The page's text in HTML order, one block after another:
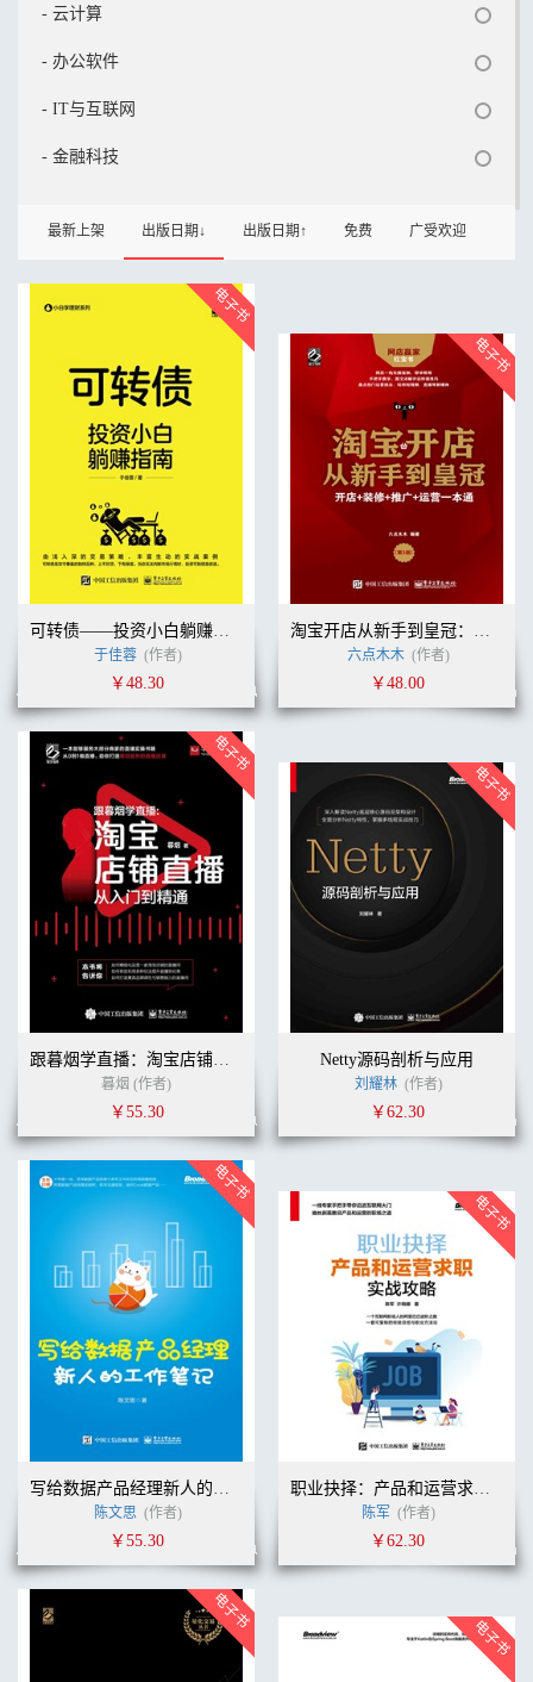
- 云计算
- 办公软件
- IT与互联网
- 金融科技
最新上架 出版日期↓ 出版日期↑ 免费 广受欢迎
可转债——投资小白躺赚指南
于佳蓉 (作者)
￥48.30
淘宝开店从新手到皇冠：开店+装修+推广+运营一本通（第3版）
六点木木 (作者)
￥48.00
跟暮烟学直播：淘宝店铺直播从入门到精通
暮烟 (作者)
￥55.30
Netty源码剖析与应用
刘耀林 (作者)
￥62.30
写给数据产品经理新人的工作笔记
陈文思 (作者)
￥55.30
职业抉择：产品和运营求职实战攻略
陈军 (作者)
￥62.30